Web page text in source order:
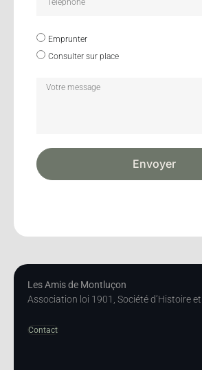
Emprunter
Consulter sur place
Envoyer
Les Amis de Montluçon
Association loi 1901, Société d’Histoire
Contact